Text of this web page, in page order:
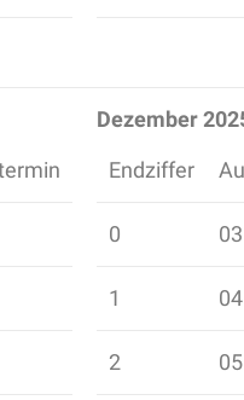
Dezember
Endziffer
0
1
2